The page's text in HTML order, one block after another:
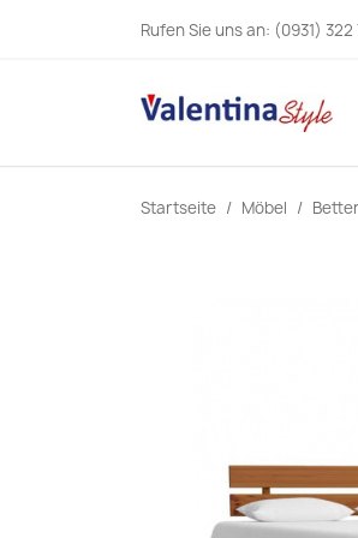
Rufen Sie uns an: (0931) 322
Startseite Möbel